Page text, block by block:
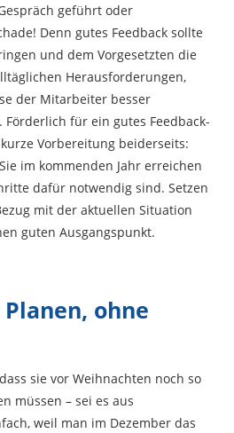
geführt oder
Denn gutes Feedback sollte
und dem Vorgesetzten die
Herausforderungen,
der Mitarbeiter besser
Förderlich für ein gutes Feedback-
Vorbereitung beiderseits:
im kommenden Jahr erreichen
dafür notwendig sind. Setzen
mit der aktuellen Situation
guten Ausgangspunkt.
ohne
sie vor Weihnachten noch so
müssen – sei es aus
weil man im Dezember das